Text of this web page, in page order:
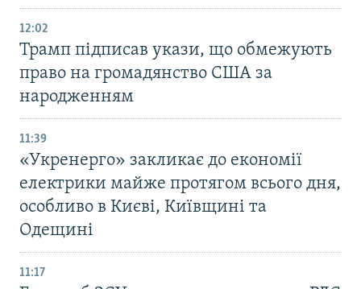
12:02
Трамп підписав укази, що обмежують
право на громадянство США за
народженням
11:39
«Укренерго» закликає до економії
електрики майже протягом всього дня,
особливо в Києві, Київщині та
Одещині
11:17